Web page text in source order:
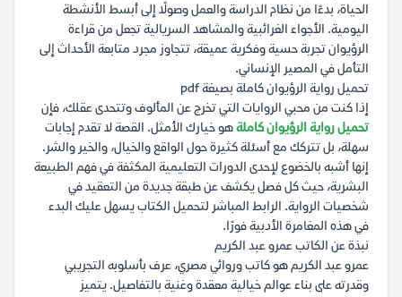
الحياة، بدءًا من نظام الدراسة والعمل وصولًا إلى أبسط الأنشطة
اليومية. الأجواء الغرائبية والمشاهد السريالية تجعل من قراءة
الرؤيوان تجربة حسية وفكرية عميقة، تتجاوز مجرد متابعة الأحداث إلى
التأمل في المصير الإنساني.
تحميل رواية الرؤيوان كاملة بصيغة pdf
إذا كنت من محبي الروايات التي تخرج عن المألوف وتتحدى عقلك، فإن
تحميل رواية الرؤيوان كاملةهو خيارك الأمثل. القصة لا تقدم إجابات
سهلة، بل تتركك مع أسئلة كثيرة حول الواقع والخيال، والخير والشر.
إنها أشبه بالخضوع لإحدى الدورات التعليمية المكثفة في فهم الطبيعة
البشرية، حيث كل فصل يكشف عن طبقة جديدة من التعقيد في
شخصيات الرواية. الرابط المباشر لتحميل الكتاب يسهل عليك البدء
في هذه المغامرة الأدبية فورًا.
نبذة عن الكاتب عمرو عبد الكريم
عمرو عبد الكريم هو كاتب وروائي مصري، عرف بأسلوبه التجريبي
وقدرته على بناء عوالم خيالية معقدة وغنية بالتفاصيل. يتميز